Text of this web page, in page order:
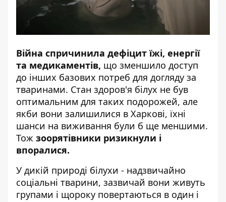
Війна спричинила дефіцит їжі, енергії
та медикаментів, що зменшило доступ
до інших базових потреб для догляду за
тваринами. Стан здоров'я білух не був
оптимальним для таких подорожей, але
якби вони залишилися в Харкові, їхні
шанси на виживання були б ще меншими.
Тож зоорятівники ризикнули і
впоралися.
У дикій природі білухи - надзвичайно
соціальні тварини, зазвичай вони живуть
групами і щороку повертаються в один і